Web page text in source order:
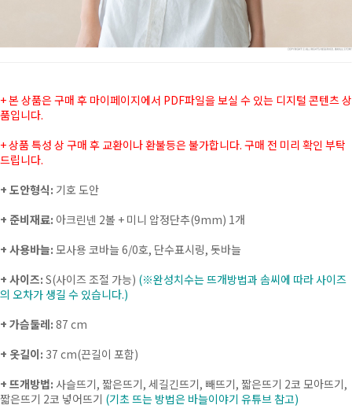
+ 본 상품은 구매 후 마이페이지에서 PDF파일을 보실 수 있는 디지털 콘텐츠 상
품입니다.
+ 상품 특성 상 구매 후 교환이나 환불등은 불가합니다. 구매 전 미리 확인 부탁
드립니다.
+ 도안형식: 기호 도안
+ 준비재료: 아크린넨 2볼 + 미니 압정단추(9mm) 1개
+ 사용바늘: 모사용 코바늘 6/0호, 단수표시링, 돗바늘
+ 사이즈: S(사이즈 조절 가능) (※완성치수는 뜨개방법과 솜씨에 따라 사이즈
의 오차가 생길 수 있습니다.)
+ 가슴둘레: 87 cm
+ 옷길이: 37 cm(끈길이 포함)
+ 뜨개방법: 사슬뜨기, 짧은뜨기, 세길긴뜨기, 빼뜨기, 짧은뜨기 2코 모아뜨기,
짧은뜨기 2코 넣어뜨기 (기초 뜨는 방법은 바늘이야기 유튜브 참고)